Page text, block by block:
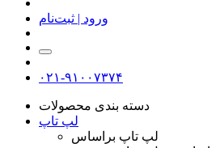
ورود | ثبت‌نام
۰۲۱-۹۱۰۰۷۳۷۴
دسته بندی محصولات
لپ تاپ
لپ تاپ براساس